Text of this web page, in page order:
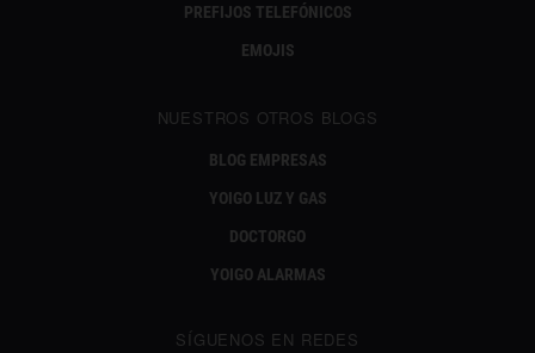
PREFIJOS TELEFÓNICOS
EMOJIS
NUESTROS OTROS BLOGS
BLOG EMPRESAS
YOIGO LUZ Y GAS
DOCTORGO
YOIGO ALARMAS
SÍGUENOS EN REDES